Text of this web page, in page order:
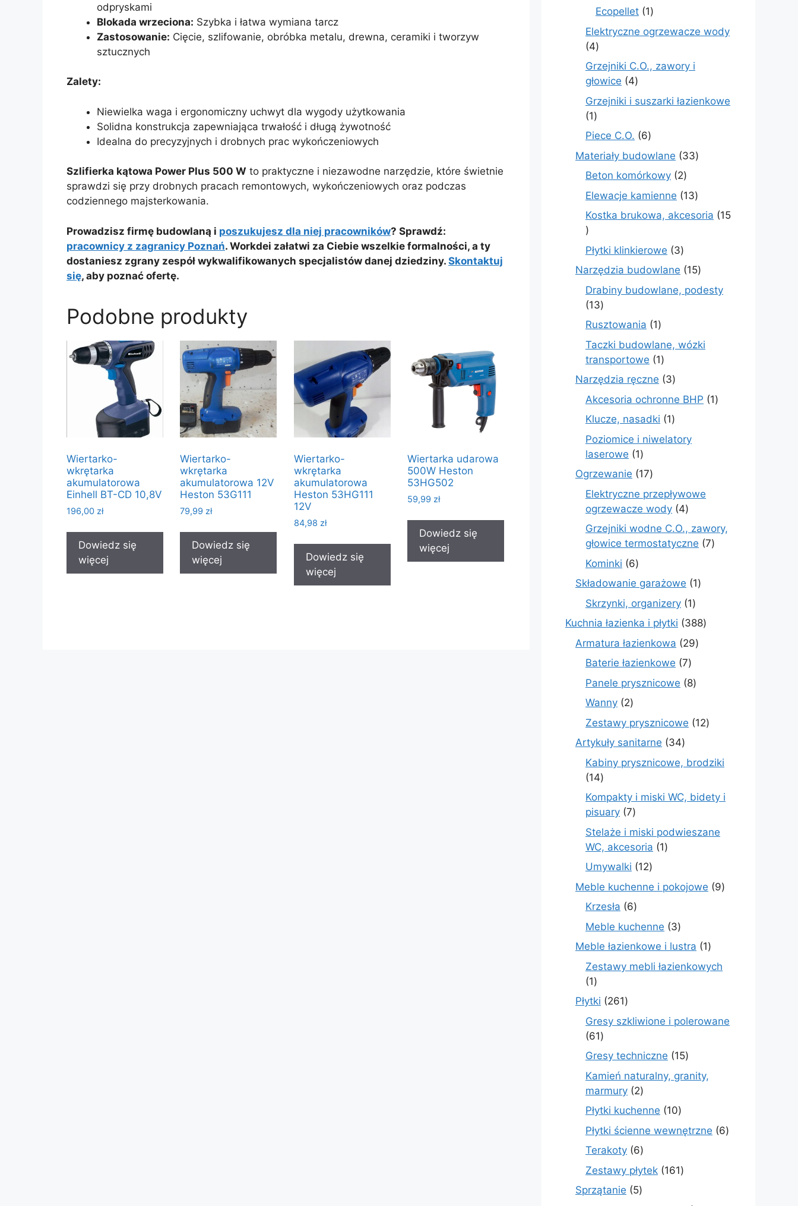
odpryskami
Blokada wrzeciona: Szybka i łatwa wymiana tarcz
Zastosowanie: Cięcie, szlifowanie, obróbka metalu, drewna, ceramiki i tworzyw
sztucznych
Zalety:
Niewielka waga i ergonomiczny uchwyt dla wygody użytkowania
Solidna konstrukcja zapewniająca trwałość i długą żywotność
Idealna do precyzyjnych i drobnych prac wykończeniowych
Szlifierka kątowa Power Plus 500 W to praktyczne i niezawodne narzędzie, które świetnie
sprawdzi się przy drobnych pracach remontowych, wykończeniowych oraz podczas
codziennego majsterkowania.
Prowadzisz firmę budowlaną i poszukujesz dla niej pracowników? Sprawdź:
pracownicy z zagranicy Poznań. Workdei załatwi za Ciebie wszelkie formalności, a ty
dostaniesz zgrany zespół wykwalifikowanych specjalistów danej dziedziny. Skontaktuj
się, aby poznać ofertę.
Podobne produkty
Wiertarko-
wkrętarka
akumulatorowa
Einhell BT-CD 10,8V
196,00 zł
Dowiedz się
więcej
Wiertarko-
wkrętarka
akumulatorowa 12V
Heston 53G111
79,99zł
Dowiedz się
więcej
Wiertarko-
wkrętarka
akumulatorowa
Heston 53HG111
12V
84,98 zł
Dowiedz się
więcej
Wiertarka udarowa
500W Heston
53HG502
59,99 zł
Dowiedz się
więcej
Ecopellet 11
Elektryczne ogrzewacze wody
44
produkty
Grzejniki C.O., zawory i
głowice
44
produkty
Grzejniki i suszarki łazienkowe
11
produkt
Piece C.O. 66
produktów
Materiały budowlane 3333
Beton komórkowy 22
produkty
Elewacje kamienne 1313
produktów
Kostka brukowa, akcesoria
15
15
produktów
Płytki klinkierowe 33
produkty
Narzędzia budowlane 1515
produktów
Drabiny budowlane, podesty
1313
produktów
Rusztowania 11
produkt
Taczki budowlane, wózki
transportowe
11
produkt
Narzędzia ręczne 33
produkty
Akcesoria ochronne BHP 11
Klucze, nasadki 11
produkt
Poziomice i niwelatory
laserowe
11
produkt
Ogrzewanie 1717
produktów
Elektryczne przepływowe
ogrzewacze wody 44
Grzejniki wodne C.O., zawory,
głowice termostatyczne 77
Kominki 66
produktów
Składowanie garażowe 11
Skrzynki, organizery 11
produkt
Kuchnia łazienka i płytki 388388
Armatura łazienkowa 2929
Baterie łazienkowe 77
produktów
Panele prysznicowe 88
Wanny 22
produkty
Zestawy prysznicowe 1212
Artykuły sanitarne 3434
produkty
Kabiny prysznicowe, brodziki
1414
produktów
Kompakty i miski WC, bidety i
pisuary 77
produktów
Stelaże i miski podwieszane
WC, akcesoria
11
Umywalki 1212
produktów
Meble kuchenne i pokojowe 99
Krzesła 66
produktów
Meble kuchenne 33
produkty
Meble łazienkowe i lustra 11
produkt
Zestawy mebli łazienkowych
11
produkt
Płytki 261261
produktów
Gresy szkliwione i polerowane
6161
produktów
Gresy techniczne 1515
produktów
Kamień naturalny, granity,
marmury 22
produkty
Płytki kuchenne 1010
produktów
Płytki ścienne wewnętrzne 66
Terakoty 66
produktów
Zestawy płytek 161161
Sprzątanie 55